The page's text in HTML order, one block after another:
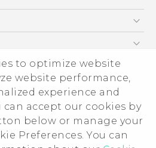
to optimize website
website performance,
experience and
can accept our cookies by
below or manage your
Preferences. You can
стандартам
бастау нұсқаулығы
regulatory guide